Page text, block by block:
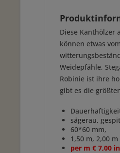
Diese Kanthölzer
können etwas
Weidepfähle,
Robinie ist ihre
gibt es die
sägerau,
60*60 mm,
1,50 m, 2,00
per m € 7,00